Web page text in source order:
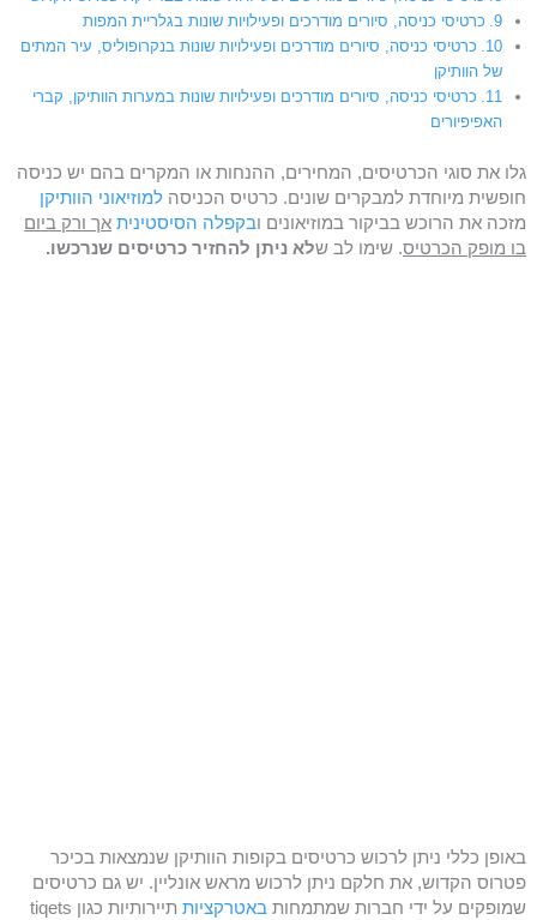
כרטיסי כניסה, סיורים מודרכים ופעילויות שונות בגלריית המפות
כרטיסי כניסה, סיורים מודרכים ופעילויות שונות בנקרופוליס, עיר המתים
של הוותיקן
כרטיסי כניסה, סיורים מודרכים ופעילויות שונות במערות הוותיקן, קברי
האפיפיורים
גלו את סוגי הכרטיסים, המחירים, ההנחות או המקרים בהם יש כניסה
חופשית מיוחדת למבקרים שונים. כרטיס הכניסה למוזיאוני הוותיקן
מזכה את הרוכש בביקור במוזיאונים ובקפלה הסיסטינית אך ורק ביום
בו מופק הכרטיס. שימו לב שלא ניתן להחזיר כרטיסים שנרכשו.
באופן כללי ניתן לרכוש כרטיסים בקופות הוותיקן שנמצאות בכיכר
פטרוס הקדוש, את חלקם ניתן לרכוש מראש אונליין. יש גם כרטיסים
שמופקים על ידי חברות שמתמחות באטרקציות
תיירותיות כגון tiqets